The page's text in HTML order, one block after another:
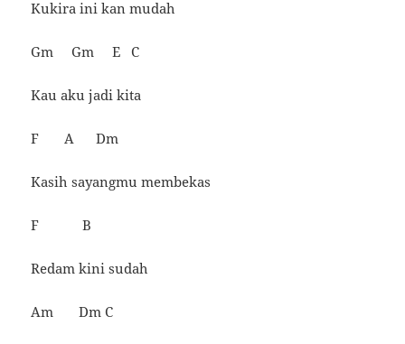
Kukira ini kan mudah
Gm Gm E C
Kau aku jadi kita
F A Dm
Kasih sayangmu membekas
F B
Redam kini sudah
Am Dm C